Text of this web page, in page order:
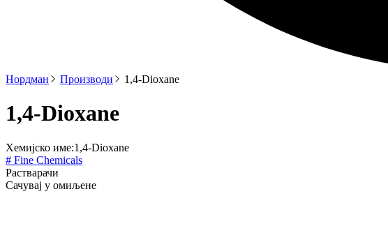
Нордман Производи 1,4-Dioxane
1,4-Dioxane
Хемијско име:1,4-Dioxane
# Fine Chemicals
Растварачи
Сачувај у омиљене